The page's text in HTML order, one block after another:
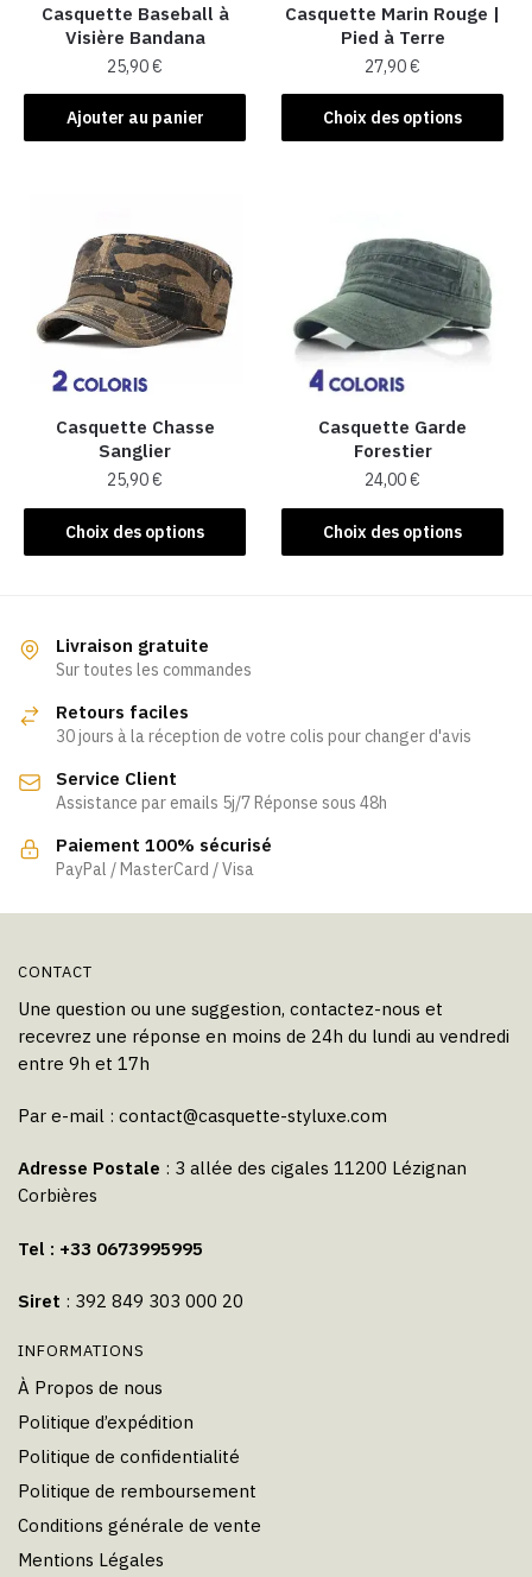
Casquette Baseball à
Visière Bandana
25,90€
Ajouter au panier
Casquette Marin Rouge |
Pied à Terre
27,90€
Choix des options
Ce
produit
Les
options
peuvent
être
sur
la
page
du
produit
Casquette Chasse
Sanglier​
25,90€
Choix des options
Ce
produit
variations.
Les
peuvent
choisies
sur
la
page
Casquette Garde
Forestier
24,00€
Choix des options
Ce
produit
peuvent
être
Livraison gratuite
Sur toutes les commandes
Retours faciles
30 jours à la réception de votre colis pour changer d'avis
Service Client
Assistance par emails 5j/7 Réponse sous 48h
Paiement 100% sécurisé
PayPal / MasterCard / Visa
CONTACT
Une question ou une suggestion, contactez-nous et
recevrez une réponse en moins de 24h du lundi au vendredi
entre 9h et 17h
Par e-mail : contact@casquette-styluxe.com
Adresse Postale : 3 allée des cigales 11200 Lézignan
Corbières
Tel : +33 0673995995
Siret : 392 849 303 000 20
INFORMATIONS
À Propos de nous
Politique d’expédition
Politique de confidentialité
Politique de remboursement
Conditions générale de vente
Mentions Légales